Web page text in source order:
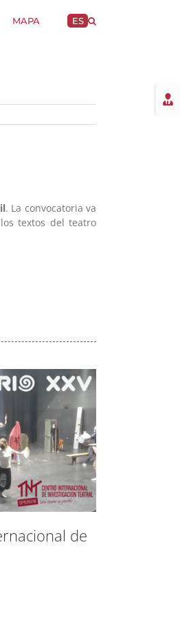
MAPA ES
. La convocatoria va
textos del teatro
de